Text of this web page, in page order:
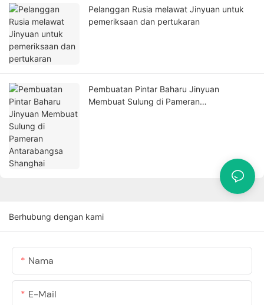
Pelanggan Rusia melawat Jinyuan untuk
pemeriksaan dan pertukaran
Pembuatan Pintar Baharu Jinyuan
Membuat Sulung di Pameran
Berhubung dengan kami
Nama
E-Mail